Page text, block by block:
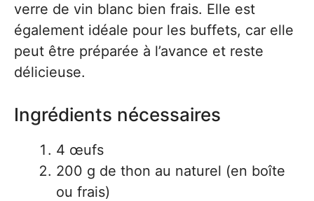
verre de vin blanc bien frais. Elle est
également idéale pour les buffets, car elle
peut être préparée à l’avance et reste
délicieuse.
Ingrédients nécessaires
4 œufs
200 g de thon au naturel (en boîte
ou frais)